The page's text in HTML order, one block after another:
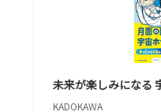
未来が楽しみになる
KADOKAWA